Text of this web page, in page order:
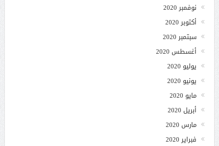
نوفمبر 2020
أكتوبر 2020
سبتمبر 2020
أغسطس 2020
يوليو 2020
يونيو 2020
مايو 2020
أبريل 2020
مارس 2020
فبراير 2020